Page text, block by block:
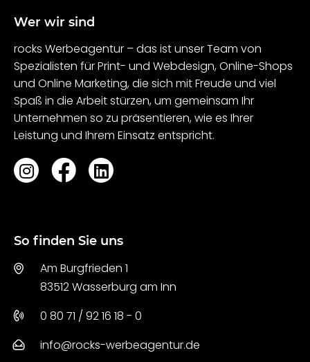
Wer wir sind
rocks Werbeagentur – das ist unser Team von
Spezialisten für Print- und Webdesign, Online-Shops
und Online Marketing, die sich mit Freude und viel
Spaß in die Arbeit stürzen, um gemeinsam Ihr
Unternehmen so zu präsentieren, wie es Ihrer
Leistung und Ihrem Einsatz entspricht.
So finden Sie uns
Am Burgfrieden 1
83512 Wasserburg am Inn
0 80 71 / 92 16 18 - 0
info@rocks-werbeagentur.de